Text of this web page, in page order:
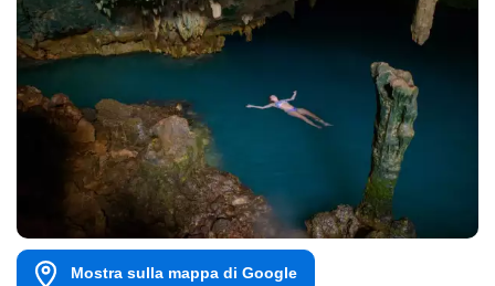
Mostra sulla mappa di Google